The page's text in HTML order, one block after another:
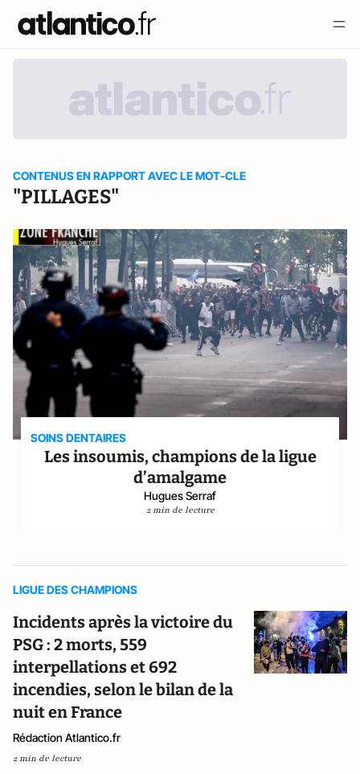
CONTENUS EN RAPPORT AVEC LE MOT-CLE
"PILLAGES"
SOINS DENTAIRES
Les insoumis, champions de la ligue
d’amalgame
Hugues Serraf
2 min de lecture
LIGUE DES CHAMPIONS
Incidents après la victoire du
PSG : 2 morts, 559
interpellations et 692
incendies, selon le bilan de la
nuit en France
Rédaction Atlantico.fr
2 min de lecture